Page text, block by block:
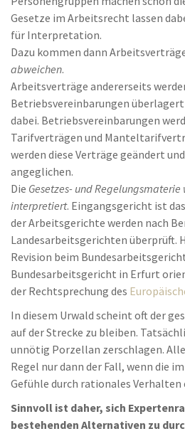
Gesetze im Arbeitsrecht lassen
für Interpretation.
Dazu kommen dann
abweichen.
Arbeitsverträge andererseits
Betriebsvereinbarungen
dabei. Betriebsvereinbarungen
Tarifverträgen und
werden diese Verträge geändert
angeglichen.
Die Gesetzes- und Regelungsmaterie
interpretiert. Eingangsgericht ist
der Arbeitsgerichte werden nach
Landesarbeitsgerichten überprüft.
Revision beim
Bundesarbeitsgericht in Erfurt
der Rechtsprechung des
In diesem Urwald scheint oft der
auf der Strecke zu bleiben.
unnötig Porzellan zerschlagen.
Regel nur dann der Fall, wenn die
Gefühle durch rationales Verhalten
Sinnvoll ist daher, sich
bestehenden Alternativen zu